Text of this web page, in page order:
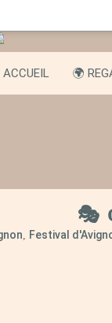
ACCUEIL 🌍
🎭
, Festival